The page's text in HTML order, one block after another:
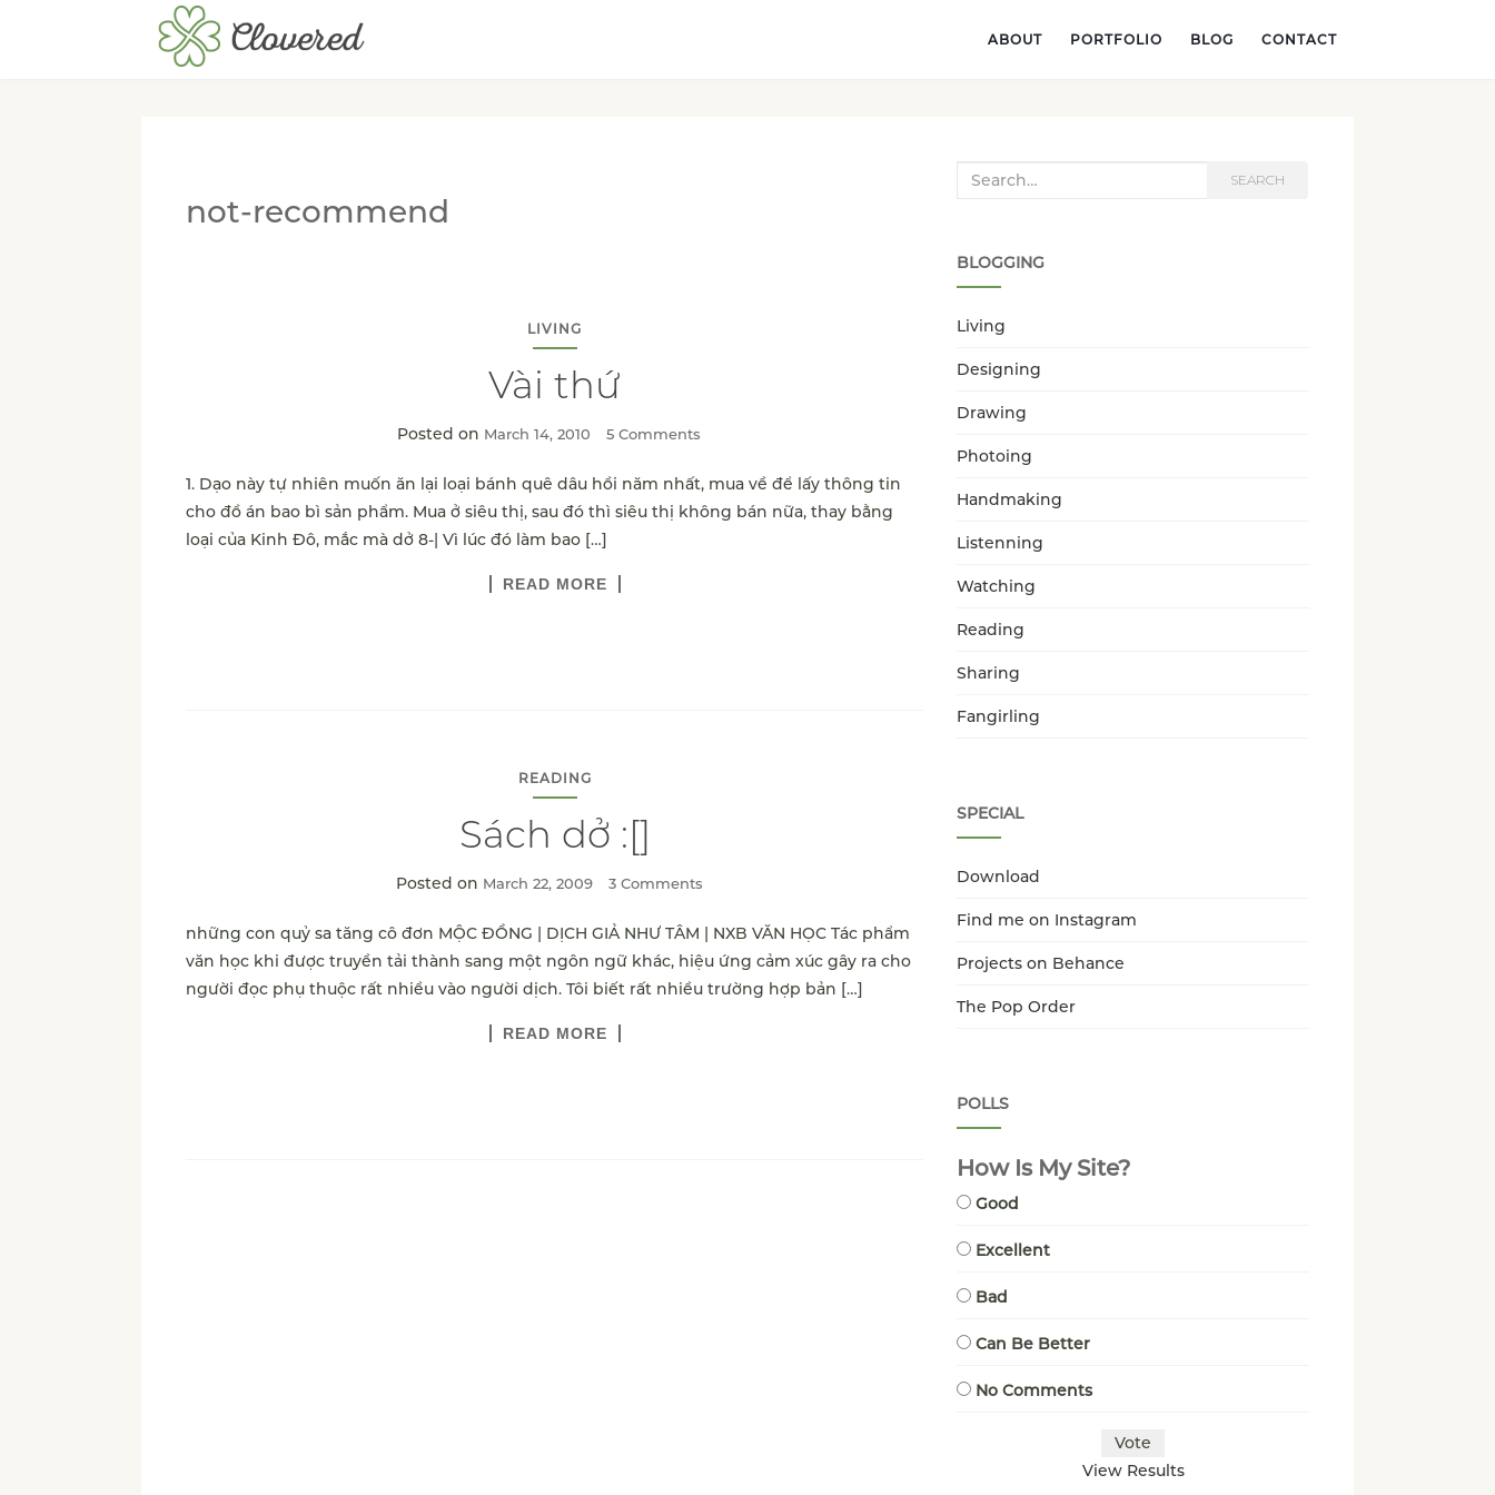
ABOUT PORTFOLIO BLOG CONTACT
not-recommend
LIVING
Vài thứ
Posted on March 14, 2010 5 Comments
1. Dạo này tự nhiên muốn ăn lại loại bánh quê dâu hồi năm nhất, mua về để lấy thông tin
cho đồ án bao bì sản phẩm. Mua ở siêu thị, sau đó thì siêu thị không bán nữa, thay bằng
loại của Kinh Đô, mắc mà dở 8-| Vì lúc đó làm bao […]
READ MORE
READING
Sách dở :[]
Posted on March 22, 2009 3 Comments
những con quỷ sa tăng cô đơn MỘC ĐỒNG | DỊCH GIẢ NHƯ TÂM | NXB VĂN HỌC Tác phẩm
văn học khi được truyền tải thành sang một ngôn ngữ khác, hiệu ứng cảm xúc gây ra cho
người đọc phụ thuộc rất nhiều vào người dịch. Tôi biết rất nhiều trường hợp bản […]
READ MORE
Search for: SEARCH
BLOGGING
Living
Designing
Drawing
Photoing
Handmaking
Listenning
Watching
Reading
Sharing
Fangirling
SPECIAL
Download
Find me on Instagram
Projects on Behance
The Pop Order
POLLS
How Is My Site?
Good
Excellent
Bad
Can Be Better
No Comments
View Results